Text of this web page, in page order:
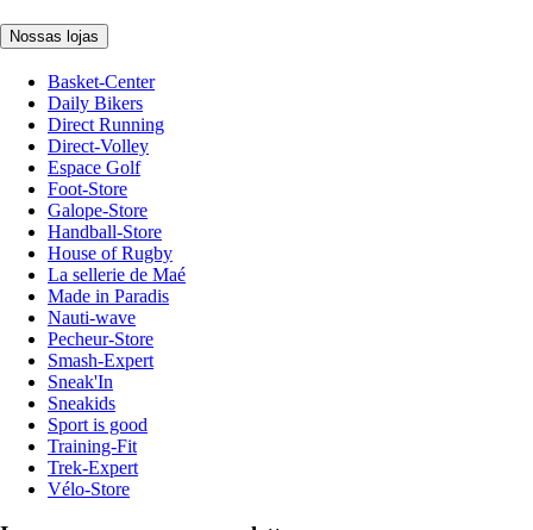
Nossas lojas
Basket-Center
Daily Bikers
Direct Running
Direct-Volley
Espace Golf
Foot-Store
Galope-Store
Handball-Store
House of Rugby
La sellerie de Maé
Made in Paradis
Nauti-wave
Pecheur-Store
Smash-Expert
Sneak'In
Sneakids
Sport is good
Training-Fit
Trek-Expert
Vélo-Store